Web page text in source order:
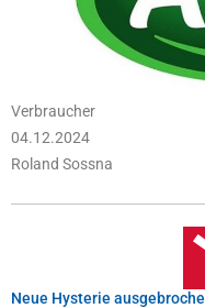
Verbraucher
04.12.2024
Roland Sossna
Neue Hysterie